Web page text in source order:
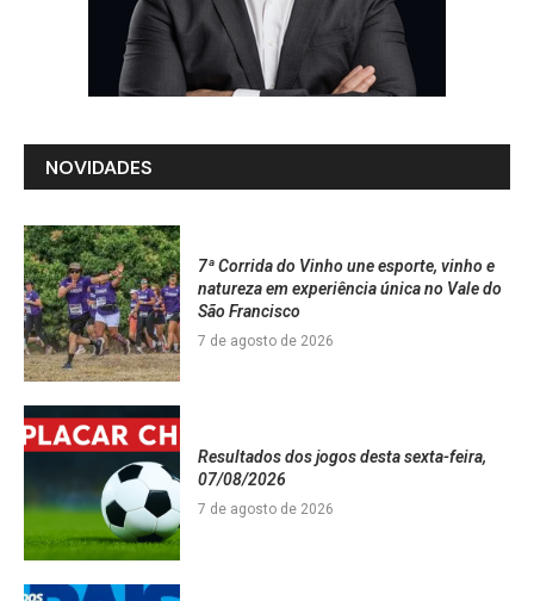
NOVIDADES
7ª Corrida do Vinho une esporte, vinho e
natureza em experiência única no Vale do
São Francisco
7 de agosto de 2026
Resultados dos jogos desta sexta-feira,
07/08/2026
7 de agosto de 2026